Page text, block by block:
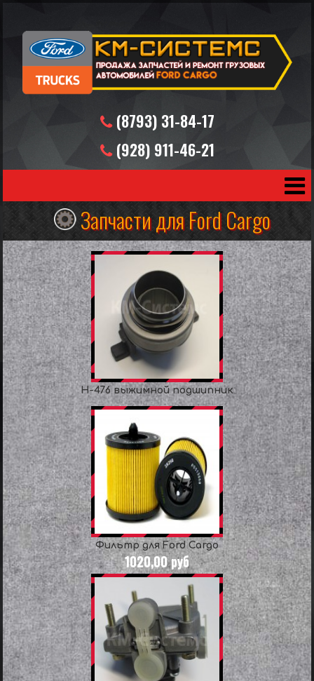
(8793) 31-84-17
(928) 911-46-21
avto@km-systems.ru
Запчасти для Ford Cargo
H-476 выжимной подшипник
Фильтр для Ford Cargo
1020,00 руб